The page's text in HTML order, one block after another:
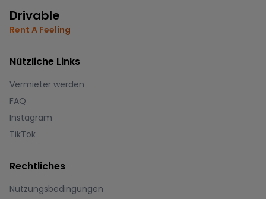
Drivable
Rent A Feeling
Nützliche Links
Vermieter werden
FAQ
Instagram
TikTok
Rechtliches
Nutzungsbedingungen